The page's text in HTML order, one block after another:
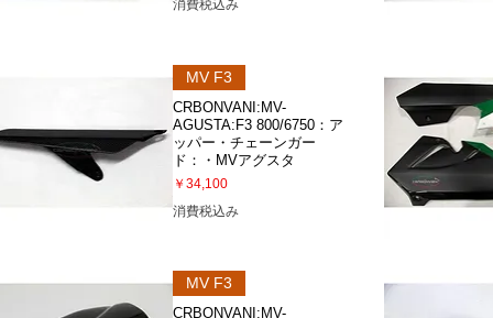
消費税込み
MV F3
CRBONVANI:MV-
AGUSTA:F3 800/6750：ア
ッパー・チェーンガー
ド：・MVアグスタ
価格
￥34,100
消費税込み
MV F3
CRBONVANI:MV-